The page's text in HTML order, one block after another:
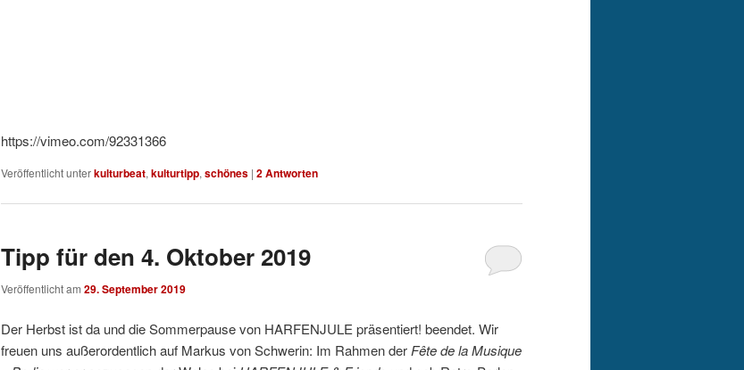
https://vimeo.com/92331366
Veröffentlicht unterkulturbeat,kulturtipp,schönes | 2Antworten
Tipp für den 4. Oktober 2019
Veröffentlicht am 29. September 2019
Der Herbst ist da und die Sommerpause von HARFENJULE präsentiert! beendet. Wir
freuen uns außerordentlich auf Markus von Schwerin: Im Rahmen derFête de la Musique